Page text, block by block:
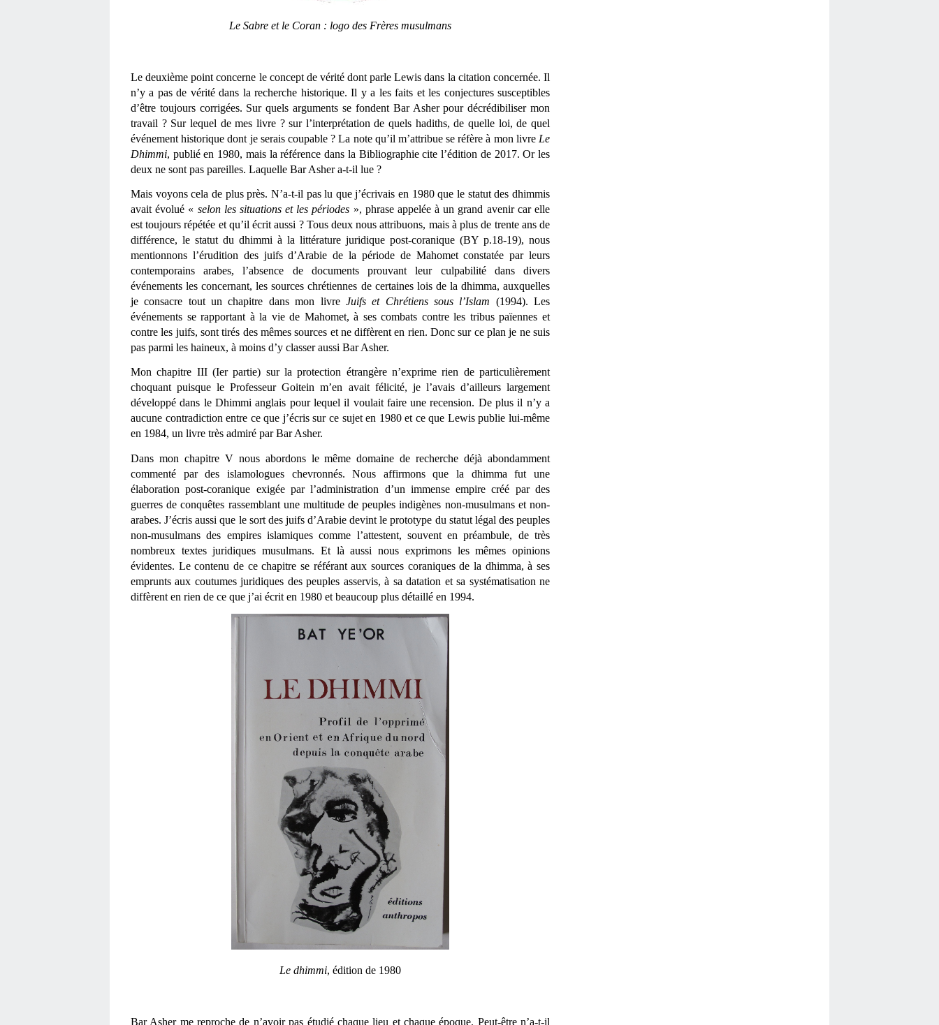
Le Sabre et le Coran : logo des Frères musulmans
Le deuxième point concerne le concept de vérité dont parle Lewis dans la citation concernée. Il
n’y a pas de vérité dans la recherche historique. Il y a les faits et les conjectures susceptibles
d’être toujours corrigées. Sur quels arguments se fondent Bar Asher pour décrédibiliser mon
travail ? Sur lequel de mes livre ? sur l’interprétation de quels hadiths, de quelle loi, de quel
événement historique dont je serais coupable ? La note qu’il m’attribue se réfère à mon livre Le
Dhimmi, publié en 1980, mais la référence dans la Bibliographie cite l’édition de 2017. Or les
deux ne sont pas pareilles. Laquelle Bar Asher a-t-il lue ?
Mais voyons cela de plus près. N’a-t-il pas lu que j’écrivais en 1980 que le statut des dhimmis
avait évolué « selon les situations et les périodes », phrase appelée à un grand avenir car elle
est toujours répétée et qu’il écrit aussi ? Tous deux nous attribuons, mais à plus de trente ans de
différence, le statut du dhimmi à la littérature juridique post-coranique (BY p.18-19), nous
mentionnons l’érudition des juifs d’Arabie de la période de Mahomet constatée par leurs
contemporains arabes, l’absence de documents prouvant leur culpabilité dans divers
événements les concernant, les sources chrétiennes de certaines lois de la dhimma, auxquelles
je consacre tout un chapitre dans mon livre Juifs et Chrétiens sous l’Islam (1994). Les
événements se rapportant à la vie de Mahomet, à ses combats contre les tribus païennes et
contre les juifs, sont tirés des mêmes sources et ne diffèrent en rien. Donc sur ce plan je ne suis
pas parmi les haineux, à moins d’y classer aussi Bar Asher.
Mon chapitre III (Ier partie) sur la protection étrangère n’exprime rien de particulièrement
choquant puisque le Professeur Goitein m’en avait félicité, je l’avais d’ailleurs largement
développé dans le Dhimmi anglais pour lequel il voulait faire une recension. De plus il n’y a
aucune contradiction entre ce que j’écris sur ce sujet en 1980 et ce que Lewis publie lui-même
en 1984, un livre très admiré par Bar Asher.
Dans mon chapitre V nous abordons le même domaine de recherche déjà abondamment
commenté par des islamologues chevronnés. Nous affirmons que la dhimma fut une
élaboration post-coranique exigée par l’administration d’un immense empire créé par des
guerres de conquêtes rassemblant une multitude de peuples indigènes non-musulmans et non-
arabes. J’écris aussi que le sort des juifs d’Arabie devint le prototype du statut légal des peuples
non-musulmans des empires islamiques comme l’attestent, souvent en préambule, de très
nombreux textes juridiques musulmans. Et là aussi nous exprimons les mêmes opinions
évidentes. Le contenu de ce chapitre se référant aux sources coraniques de la dhimma, à ses
emprunts aux coutumes juridiques des peuples asservis, à sa datation et sa systématisation ne
diffèrent en rien de ce que j’ai écrit en 1980 et beaucoup plus détaillé en 1994.
Le dhimmi, édition de 1980
Bar Asher me reproche de n’avoir pas étudié chaque lieu et chaque époque. Peut-être n’a-t-il